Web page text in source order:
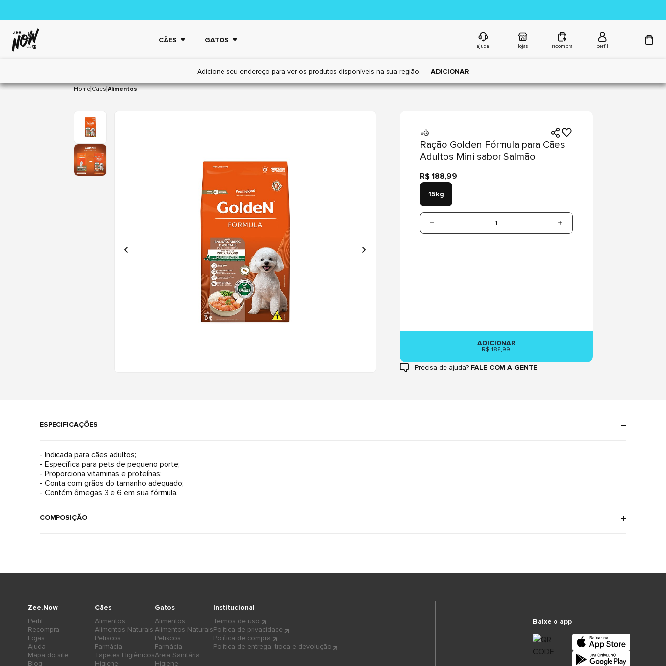
CÃES GATOS
ajuda lojas recompra perfil
Adicione seu endereço para ver os produtos disponíveis na sua região. ADICIONAR
Home|Cães|Alimentos
Ração Golden Fórmula para Cães
Adultos Mini sabor Salmão
R$ 188,99
15kg
1
ADICIONAR
R$ 188,99
Precisa de ajuda? FALE COM A GENTE
ESPECIFICAÇÕES
- Indicada para cães adultos;
- Específica para pets de pequeno porte;
- Proporciona vitaminas e proteínas;
- Conta com grãos do tamanho adequado;
- Contém ômegas 3 e 6 em sua fórmula,
COMPOSIÇÃO
Cães
Alimentos
Alimentos Naturais
Petiscos
Farmácia
Tapetes Higiênicos
Higiene
Gatos
Alimentos
Alimentos Naturais
Petiscos
Farmácia
Areia Sanitária
Higiene
Zee.Now
Perfil
Recompra
Lojas
Ajuda
Mapa do site
Blog
Institucional
Termos de uso
Política de privacidade
Política de compra
Política de entrega, troca e devolução
Baixe o app